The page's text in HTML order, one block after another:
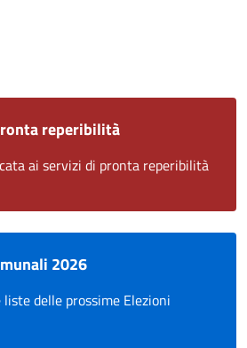
reperibilità
ai servizi di pronta reperibilità
2026
delle prossime Elezioni